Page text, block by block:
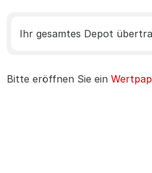
Ihr gesamtes Depot
Bitte eröffnen Sie ein